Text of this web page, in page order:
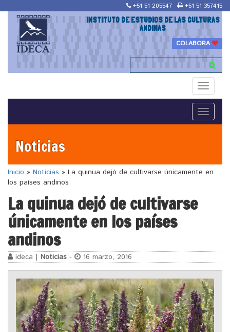
+51 51 205547 +51 51 357415
INSTITUTO DE ESTUDIOS DE LAS CULTURAS
ANDINAS
COLABORA
Toggle
Toggle
Noticias
Inicio » Noticias » La quinua dejó de cultivarse únicamente en
los países andinos
La quinua dejó de cultivarse
únicamente en los países
andinos
ideca | Noticias - 16 marzo, 2016